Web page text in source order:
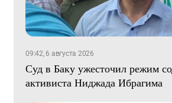
09:42, 6 августа 2026
Суд в Баку ужесточил режим
активиста Ниджада Ибрагима